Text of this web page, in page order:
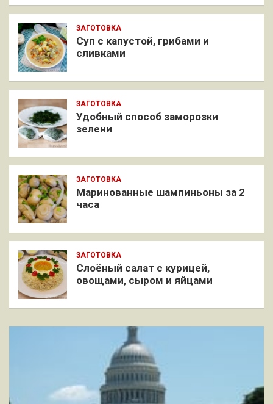
ЗАГОТОВКА
Суп с капустой, грибами и
сливками
ЗАГОТОВКА
Удобный способ заморозки
зелени
ЗАГОТОВКА
Маринованные шампиньоны за 2
часа
ЗАГОТОВКА
Слоёный салат с курицей,
овощами, сыром и яйцами